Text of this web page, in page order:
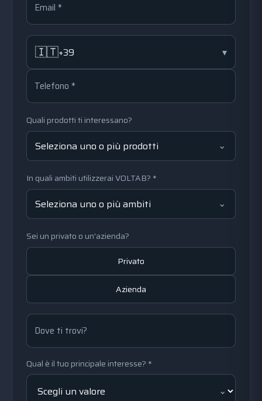
Email *
🇮🇹+39 ▾
Telefono *
Quali prodotti ti interessano?
Seleziona uno o più prodotti
In quali ambiti utilizzerai VOLTAB? *
Seleziona uno o più ambiti
Sei un privato o un'azienda?
Privato
Azienda
Dove ti trovi?
Qual è il tuo principale interesse? *